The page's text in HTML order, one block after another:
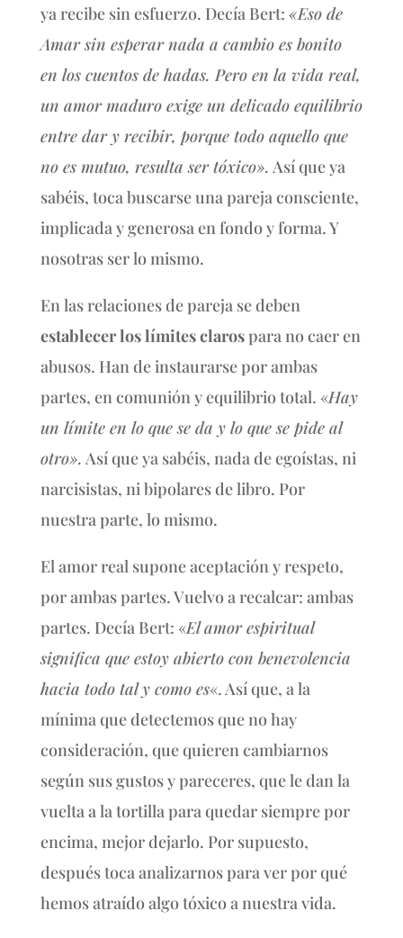
ya recibe sin esfuerzo. Decía Bert: «Eso de
Amar sin esperar nada a cambio es bonito
en los cuentos de hadas. Pero en la vida real,
un amor maduro exige un delicado equilibrio
entre dar y recibir, porque todo aquello que
no es mutuo, resulta ser tóxico». Así que ya
sabéis, toca buscarse una pareja consciente,
implicada y generosa en fondo y forma. Y
nosotras ser lo mismo.
En las relaciones de pareja se deben
establecer los límites clarospara no caer en
abusos. Han de instaurarse por ambas
partes, en comunión y equilibrio total. «Hay
un límite en lo que se da y lo que se pide al
otro». Así que ya sabéis, nada de egoístas, ni
narcisistas, ni bipolares de libro. Por
nuestra parte, lo mismo.
El amor real supone aceptación y respeto,
por ambas partes. Vuelvo a recalcar: ambas
partes. Decía Bert: «El amor espiritual
significa que estoy abierto con benevolencia
hacia todo tal y como es«. Así que, a la
mínima que detectemos que no hay
consideración, que quieren cambiarnos
según sus gustos y pareceres, que le dan la
vuelta a la tortilla para quedar siempre por
encima, mejor dejarlo. Por supuesto,
después toca analizarnos para ver por qué
hemos atraído algo tóxico a nuestra vida.